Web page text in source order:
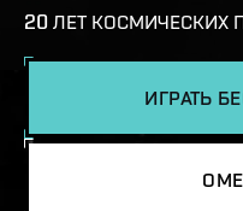
20 ЛЕТ КОСМИЧЕСКИХ
ИГРАТЬ